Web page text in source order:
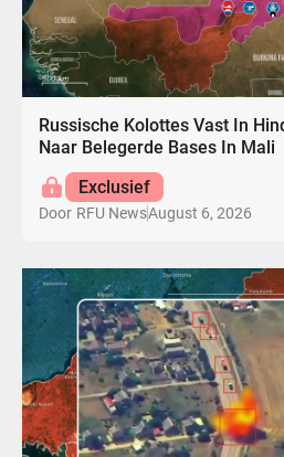
Russische Kolottes Vast In
Naar Belegerde Bases In Mali
Exclusief
Door RFU NewsAugust 6, 2026